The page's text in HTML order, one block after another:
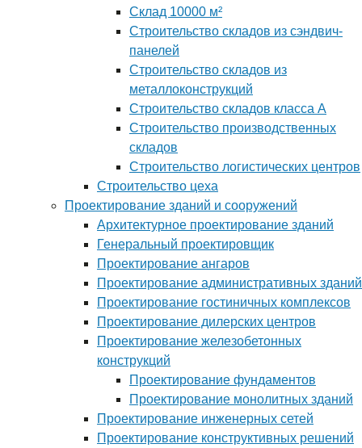
Склад 10000 м²
Строительство складов из сэндвич-
панелей
Строительство складов из
металлоконструкций
Строительство складов класса А
Строительство производственных
складов
Строительство логистических центров
Строительство цеха
Проектирование зданий и сооружений
Архитектурное проектирование зданий
Генеральный проектировщик
Проектирование ангаров
Проектирование административных зданий
Проектирование гостиничных комплексов
Проектирование дилерских центров
Проектирование железобетонных
конструкций
Проектирование фундаментов
Проектирование монолитных зданий
Проектирование инженерных сетей
Проектирование конструктивных решений